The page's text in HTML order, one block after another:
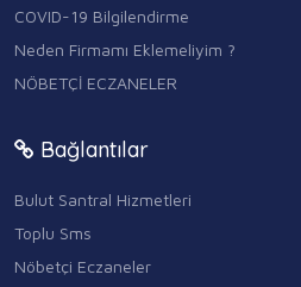
COVID-19 Bilgilendirme
Neden Firmamı Eklemeliyim ?
NÖBETÇİ ECZANELER
Bağlantılar
Bulut Santral Hizmetleri
Toplu Sms
Nöbetçi Eczaneler